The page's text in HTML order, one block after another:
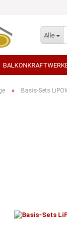
Alle
» Basis-Sets